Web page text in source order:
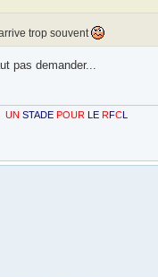
trop souvent
pas demander...
LE RFCL